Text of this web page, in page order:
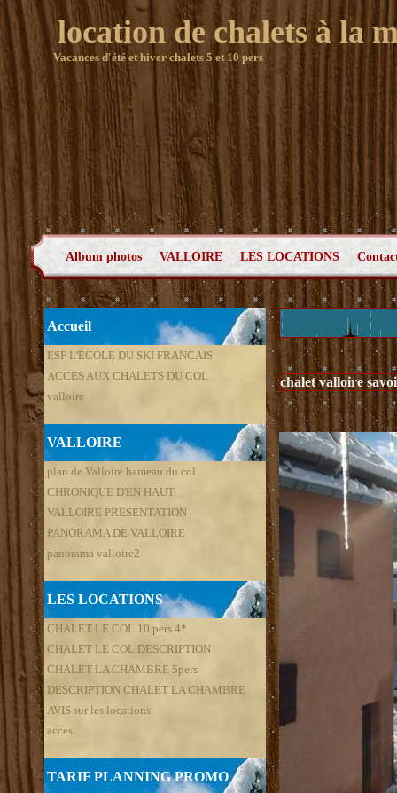
location de chalets à la
Vacances d'été et hiver chalets 5 et 10 pers
Album photos VALLOIRE LES LOCATIONS
Accueil
ESF L'ECOLE DU SKI FRANCAIS
ACCES AUX CHALETS DU COL
valloire
VALLOIRE
plan de Valloire hameau du col
CHRONIQUE D'EN HAUT
VALLOIRE PRESENTATION
PANORAMA DE VALLOIRE
panorama valloire2
LES LOCATIONS
CHALET LE COL 10 pers 4*
CHALET LE COL DESCRIPTION
CHALET LA CHAMBRE 5pers
DESCRIPTION CHALET LA CHAMBRE
AVIS sur les locations
acces
TARIF PLANNING PROMO
chalet valloire